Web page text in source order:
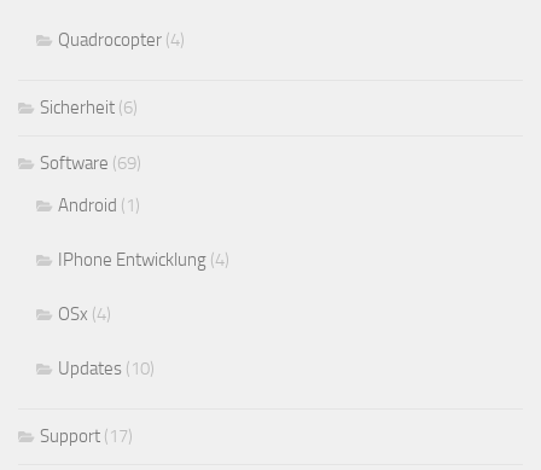
Quadrocopter (4)
Sicherheit (6)
Software (69)
Android (1)
IPhone Entwicklung (4)
OSx (4)
Updates (10)
Support (17)